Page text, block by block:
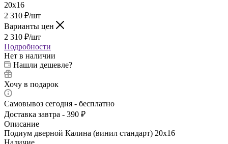
2 310 ₽/шт
Варианты цен
2 310 ₽/шт
Подробности
Нет в наличии
Нашли дешевле?
Хочу в подарок
Самовывоз сегодня - бесплатно
Доставка завтра - 390 ₽
Описание
Подиум дверной Калина (винил стандарт) 20x16